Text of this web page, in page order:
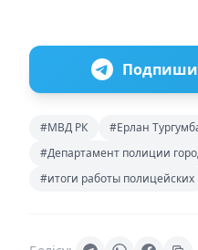
#МВД РК
#Ерлан
#Департамент полиции
#итоги работы полицейских